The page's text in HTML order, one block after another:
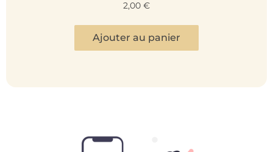
2,00 €
Ajouter au panier